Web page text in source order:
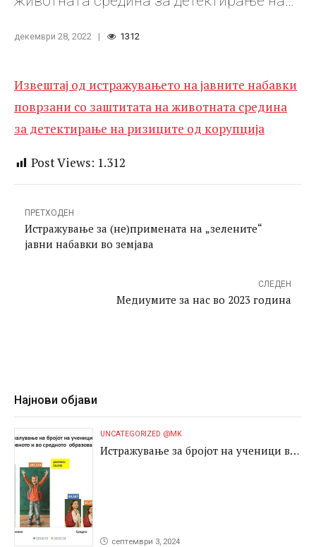
декември 28, 2022 1312
Извештај од истражувањето на јавните набавки
поврзани со заштитата на животната средина
за детектирање на ризиците од корупција
Post Views: 1.312
ПРЕТХОДЕН
Истражување за (не)примената на „зелените“
јавни набавки во земјава
СЛЕДЕН
Медиумите за нас во 2023 година
Најнови објави
UNCATEGORIZED @MK
Истражување за бројот на ученици во
септември 3, 2024